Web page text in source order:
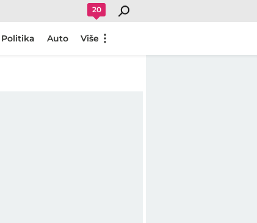
20
Politika Auto Više